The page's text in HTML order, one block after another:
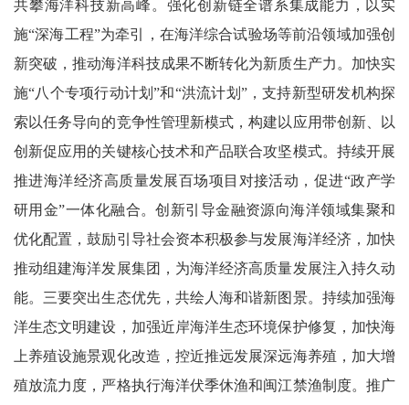
共攀海洋科技新高峰。强化创新链全谱系集成能力，以实
施“深海工程”为牵引，在海洋综合试验场等前沿领域加强创
新突破，推动海洋科技成果不断转化为新质生产力。加快实
施“八个专项行动计划”和“洪流计划”，支持新型研发机构探
索以任务导向的竞争性管理新模式，构建以应用带创新、以
创新促应用的关键核心技术和产品联合攻坚模式。持续开展
推进海洋经济高质量发展百场项目对接活动，促进“政产学
研用金”一体化融合。创新引导金融资源向海洋领域集聚和
优化配置，鼓励引导社会资本积极参与发展海洋经济，加快
推动组建海洋发展集团，为海洋经济高质量发展注入持久动
能。三要突出生态优先，共绘人海和谐新图景。持续加强海
洋生态文明建设，加强近岸海洋生态环境保护修复，加快海
上养殖设施景观化改造，控近推远发展深远海养殖，加大增
殖放流力度，严格执行海洋伏季休渔和闽江禁渔制度。推广